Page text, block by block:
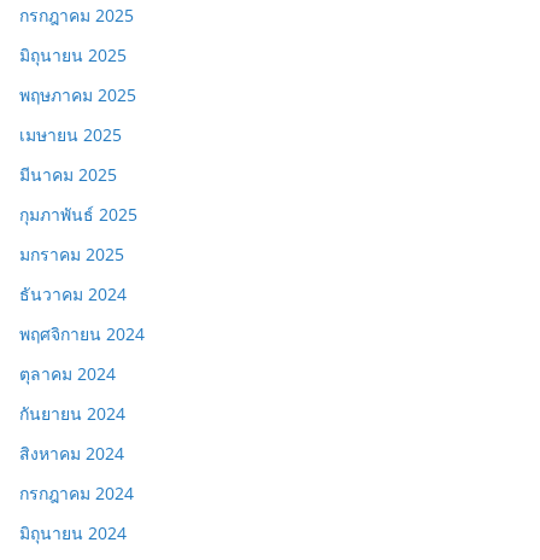
กรกฎาคม 2025
มิถุนายน 2025
พฤษภาคม 2025
เมษายน 2025
มีนาคม 2025
กุมภาพันธ์ 2025
มกราคม 2025
ธันวาคม 2024
พฤศจิกายน 2024
ตุลาคม 2024
กันยายน 2024
สิงหาคม 2024
กรกฎาคม 2024
มิถุนายน 2024